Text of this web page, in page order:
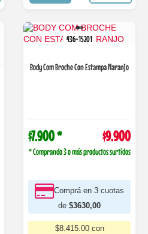
436-15201
Body Com Broche Con Estampa Naranjo
$7.900 * $9.900
* Comprando 3 o más productos surtidos
Comprá en 3 cuotas
de $3630,00
$8.415.00 con